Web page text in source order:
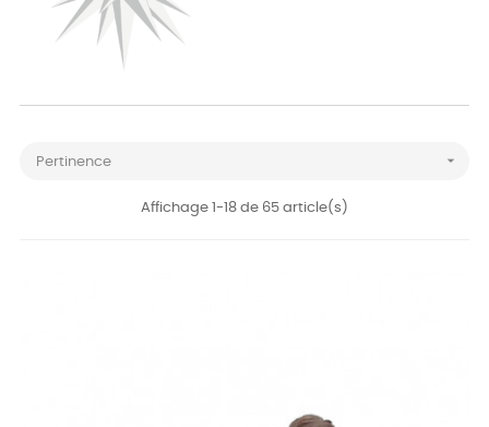
Pertinence 
Affichage 1-18 de 65 article(s)